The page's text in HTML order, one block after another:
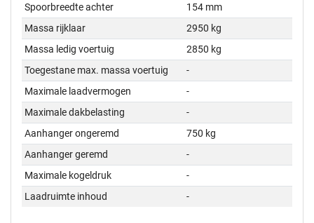
Spoorbreedte achter
154 mm
Massa rijklaar
2950 kg
Massa ledig voertuig
2850 kg
Toegestane max. massa voertuig
-
Maximale laadvermogen
-
Maximale dakbelasting
-
Aanhanger ongeremd
750 kg
Aanhanger geremd
-
Maximale kogeldruk
-
Laadruimte inhoud
-